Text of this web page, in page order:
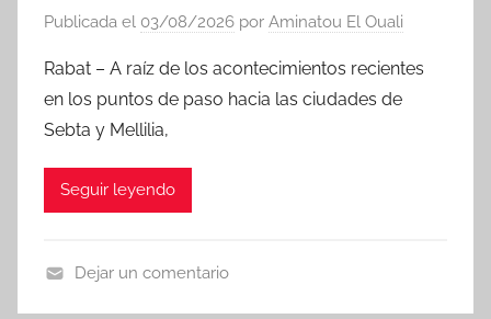
Publicada el 03/08/2026 por Aminatou El Ouali
Rabat – A raíz de los acontecimientos recientes
en los puntos de paso hacia las ciudades de
Sebta y Mellilia,
Seguir leyendo
Dejar un comentario